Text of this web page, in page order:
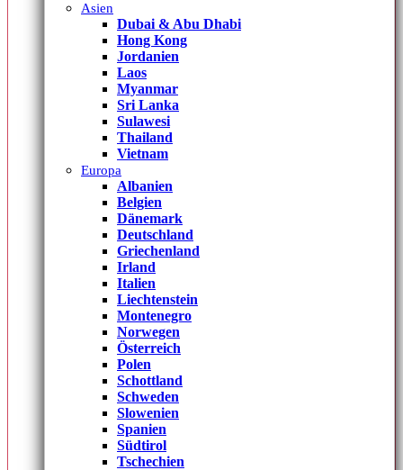
Asien
Dubai & Abu Dhabi
Hong Kong
Jordanien
Laos
Myanmar
Sri Lanka
Sulawesi
Thailand
Vietnam
Europa
Albanien
Belgien
Dänemark
Deutschland
Griechenland
Irland
Italien
Liechtenstein
Montenegro
Norwegen
Österreich
Polen
Schottland
Schweden
Slowenien
Spanien
Südtirol
Tschechien